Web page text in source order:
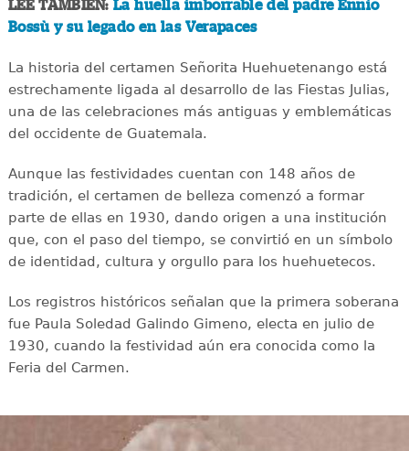
LEE TAMBIÉN: La huella imborrable del padre Ennio
Bossù y su legado en las Verapaces
La historia del certamen Señorita Huehuetenango está
estrechamente ligada al desarrollo de las Fiestas Julias,
una de las celebraciones más antiguas y emblemáticas
del occidente de Guatemala.
Aunque las festividades cuentan con 148 años de
tradición, el certamen de belleza comenzó a formar
parte de ellas en 1930, dando origen a una institución
que, con el paso del tiempo, se convirtió en un símbolo
de identidad, cultura y orgullo para los huehuetecos.
Los registros históricos señalan que la primera soberana
fue Paula Soledad Galindo Gimeno, electa en julio de
1930, cuando la festividad aún era conocida como la
Feria del Carmen.